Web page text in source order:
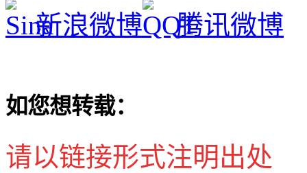
新浪微博 腾讯微博
如您想转载：
请以链接形式注明出处